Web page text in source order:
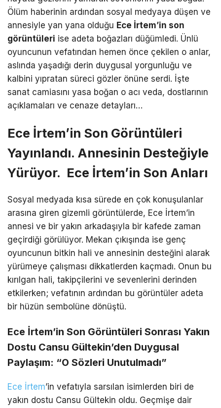
Ölüm haberinin ardından sosyal medyaya düşen ve
annesiyle yan yana olduğu Ece İrtem’in son
görüntüleri ise adeta boğazları düğümledi. Ünlü
oyuncunun vefatından hemen önce çekilen o anlar,
aslında yaşadığı derin duygusal yorgunluğu ve
kalbini yıpratan süreci gözler önüne serdi. İşte
sanat camiasını yasa boğan o acı veda, dostlarının
açıklamaları ve cenaze detayları…
Ece İrtem’in Son Görüntüleri
Yayınlandı. Annesinin Desteğiyle
Yürüyor. Ece İrtem’in Son Anları
Sosyal medyada kısa sürede en çok konuşulanlar
arasına giren gizemli görüntülerde, Ece İrtem’in
annesi ve bir yakın arkadaşıyla bir kafede zaman
geçirdiği görülüyor. Mekan çıkışında ise genç
oyuncunun bitkin hali ve annesinin desteğini alarak
yürümeye çalışması dikkatlerden kaçmadı. Onun bu
kırılgan hali, takipçilerini ve sevenlerini derinden
etkilerken; vefatının ardından bu görüntüler adeta
bir hüzün sembolüne dönüştü.
Ece İrtem’in Son Görüntüleri Sonrası Yakın
Dostu Cansu Gültekin’den Duygusal
Paylaşım: “O Sözleri Unutulmadı”
Ece İrtem’in vefatıyla sarsılan isimlerden biri de
yakın dostu Cansu Gültekin oldu. Geçmişe dair